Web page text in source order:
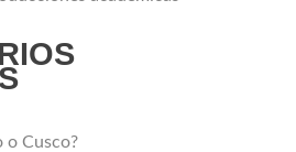
o Cusco?